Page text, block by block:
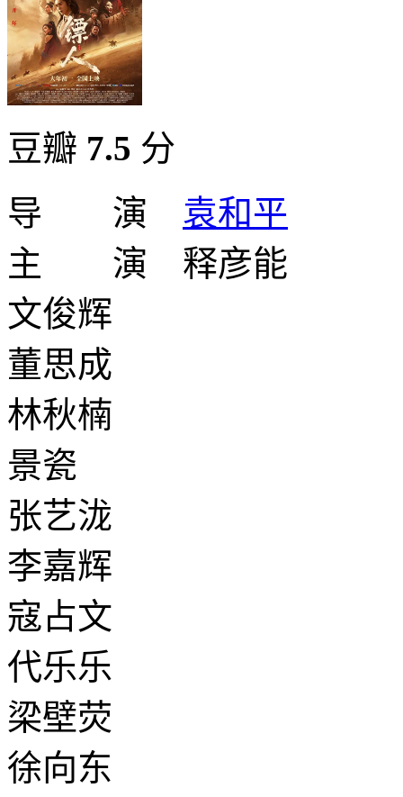
豆瓣 7.5 分
导 演 袁和平
主 演 释彦能
文俊辉
董思成
林秋楠
景瓷
张艺泷
李嘉辉
寇占文
代乐乐
梁壁荧
徐向东